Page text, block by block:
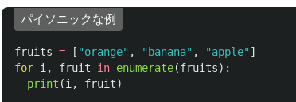
パイソニックな例
fruits = [ "orange" , " banana" , "apple" ]
for i , fruit in enumerate(fruits):
print (i , fruit)